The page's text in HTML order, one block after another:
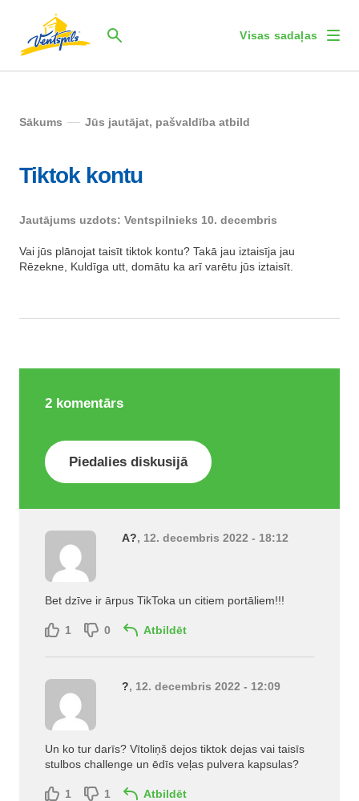
Visas sadaļas
Sākums Jūs jautājat, pašvaldība atbild
Tiktok kontu
Jautājums uzdots: Ventspilnieks 10. decembris
Vai jūs plānojat taisīt tiktok kontu? Takā jau iztaisīja jau
Rēzekne, Kuldīga utt, domātu ka arī varētu jūs iztaisīt.
2 komentārs
Piedalies diskusijā
A?, 12. decembris 2022 - 18:12
Bet dzīve ir ārpus TikToka un citiem portāliem!!!
1 0 Atbildēt
?, 12. decembris 2022 - 12:09
Un ko tur darīs? Vītoliņš dejos tiktok dejas vai taisīs
stulbos challenge un ēdīs veļas pulvera kapsulas?
1 1 Atbildēt